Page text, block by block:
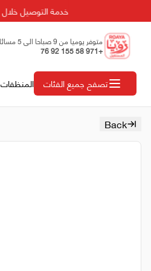
خدمة التوصيل خلال 24 ساعة
متوفر يوميا من 9 صباحا الى 5 مسائا
+971 58 155 92 76
تصفح جميع الفئات المنظفات
Back